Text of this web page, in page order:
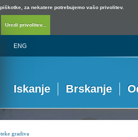
za nekatere potrebujemo vašo privolitev.
Uredi privolitev...
ENG
Iskanje Brskanje
gradiva